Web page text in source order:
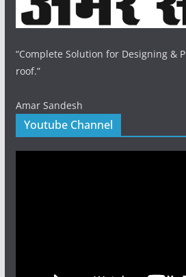
“Complete Solution for Designing &
roof.”
Amar Sandesh
Youtube Channel